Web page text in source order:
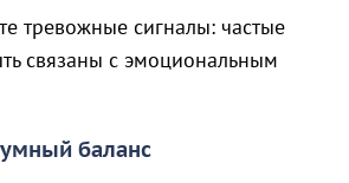
тревожные сигналы: частые
связаны с эмоциональным
баланс